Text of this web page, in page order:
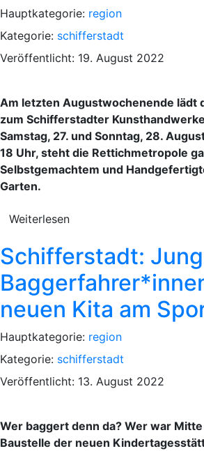
Hauptkategorie: region
Kategorie: schifferstadt
Veröffentlicht: 19. August 2022
Am letzten Augustwochenende lädt
zum Schifferstadter
Samstag, 27. und Sonntag, 28.
18 Uhr, steht die Rettichmetropole
Selbstgemachtem und
Garten.
Weiterlesen
Schifferstadt:
neuen Kita am
Hauptkategorie: region
Kategorie: schifferstadt
Veröffentlicht: 13. August 2022
Wer baggert denn da? Wer war
Baustelle der neuen